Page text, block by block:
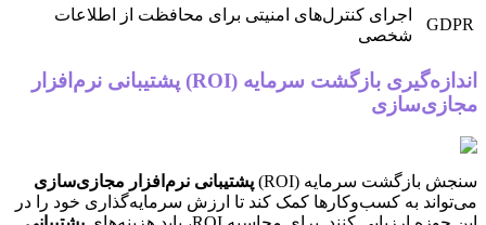
GDPR
اجرای کنترل‌های امنیتی برای محافظت از اطلاعات
شخصی
اندازه‌گیری بازگشت سرمایه (ROI) پشتیبانی نرم‌افزار
مجازی‌سازی
سنجش بازگشت سرمایه (ROI)
پشتیبانی نرم‌افزار مجازی‌سازی
می‌تواند به کسب‌وکارها کمک کند تا ارزش سرمایه‌گذاری خود را در